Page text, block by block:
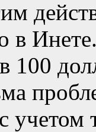
в
100
учетом